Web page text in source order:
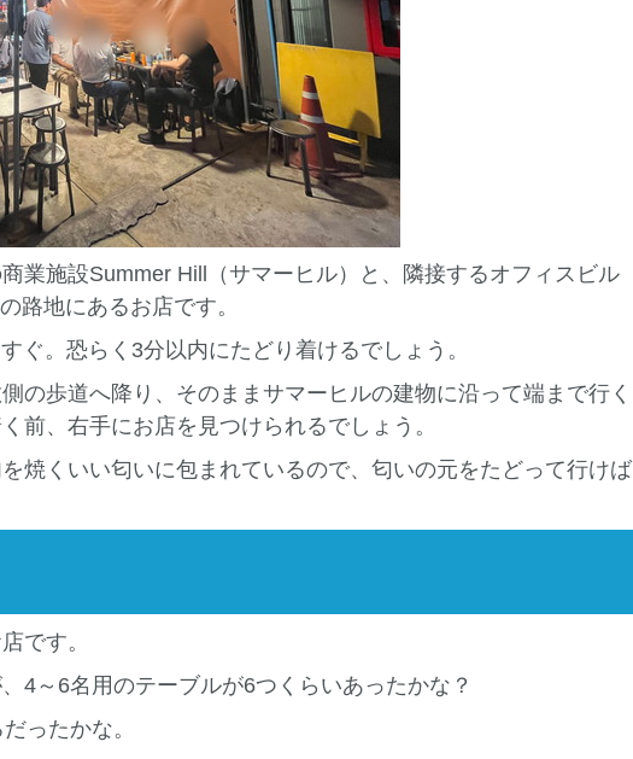
業施設Summer Hill（サマーヒル）と、隣接するオフィスビル
路地にあるお店です。
ぐ。恐らく3分以内にたどり着けるでしょう。
の歩道へ降り、そのままサマーヒルの建物に沿って端まで行く
前、右手にお店を見つけられるでしょう。
焼くいい匂いに包まれているので、匂いの元をたどって行けば
です。
4～6名用のテーブルが6つくらいあったかな？
ったかな。